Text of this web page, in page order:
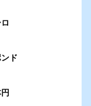
ド